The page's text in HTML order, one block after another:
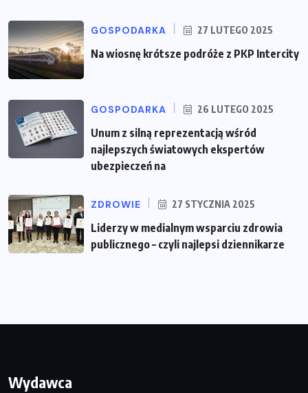
GOSPODARKA 27 LUTEGO 2025
Na wiosnę krótsze podróże z PKP Intercity
GOSPODARKA 26 LUTEGO 2025
Unum z silną reprezentacją wśród
najlepszych światowych ekspertów
ubezpieczeń na
ZDROWIE 27 STYCZNIA 2025
Liderzy w medialnym wsparciu zdrowia
publicznego – czyli najlepsi dziennikarze
Wydawca